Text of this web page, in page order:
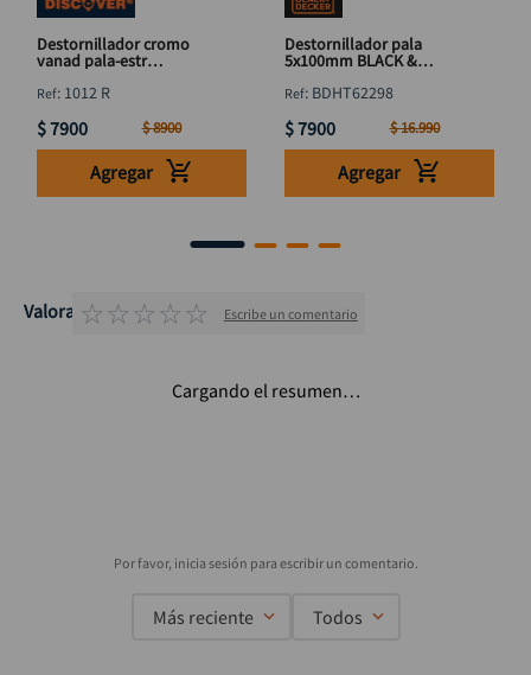
Destornillador cromo
vanad pala-estr
: 1012 R
$7900 $8900
Agregar
Destornillador pala
5x100mm BLACK &
: BDHT62298
$7900 $16.990
Agregar
Valoraciones
☆☆☆☆☆ Escribe un comentario
Cargando el resumen…
Más reciente Todos